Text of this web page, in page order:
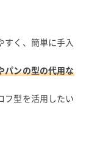
すく、簡単に手入
パンの型の代用な
フ型を活用したい